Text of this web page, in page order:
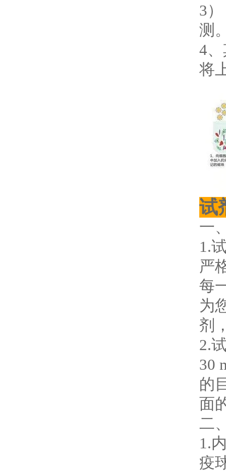
3
测
4
将
试
一
1.
严
每
为
剂
2.
30
的
面
二
1.
疫